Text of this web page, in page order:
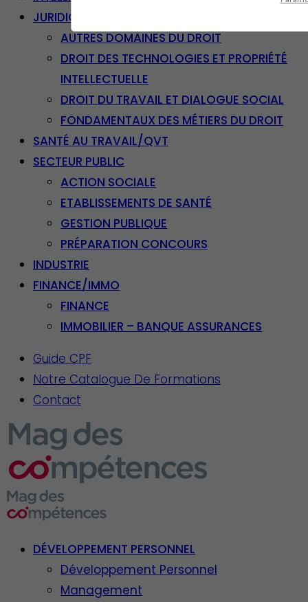
JURIDIQUE
AUTRES DOMAINES DU DROIT
DROIT DES TECHNOLOGIES ET PROPRIÉTÉ
INTELLECTUELLE
DROIT DU TRAVAIL ET DIALOGUE SOCIAL
FONDAMENTAUX DES MÉTIERS DU DROIT
SANTÉ AU TRAVAIL/QVT
SECTEUR PUBLIC
ACTION SOCIALE
ETABLISSEMENTS DE SANTÉ
GESTION PUBLIQUE
PRÉPARATION CONCOURS
INDUSTRIE
FINANCE/IMMO
FINANCE
IMMOBILIER – BANQUE ASSURANCES
Guide CPF
Notre Catalogue De Formations
Contact
DÉVELOPPEMENT PERSONNEL
Développement Personnel
Management